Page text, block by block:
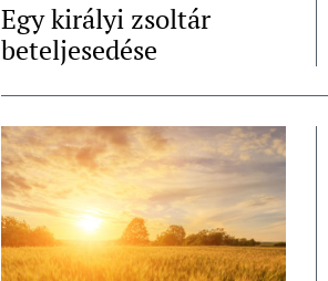
Egy királyi zsoltár
beteljesedése